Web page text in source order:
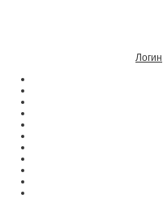
Логин